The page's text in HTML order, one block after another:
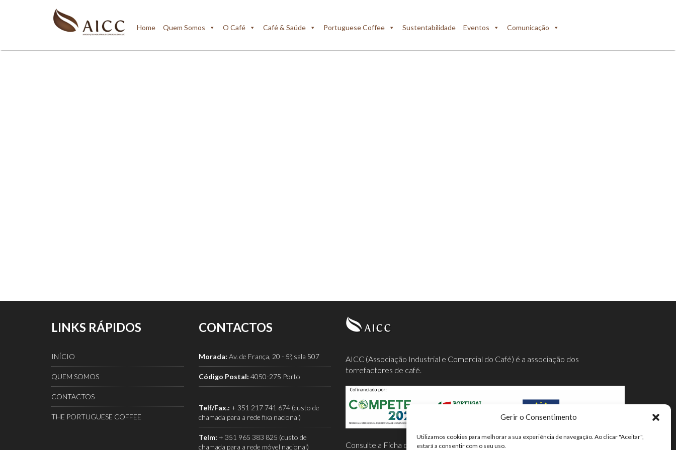
Gerir o Consentimento
Utilizamos cookies para melhorar a sua experiência de navegação. Ao clicar "Aceitar",
estará a consentir com o seu uso.
Home Quem Somos O Café Café & Saúde Portuguese Coffee Sustentabilidade Eventos Comunicação
LINKS RÁPIDOS
INÍCIO
QUEM SOMOS
CONTACTOS
THE PORTUGUESE COFFEE
CONTACTOS
Morada: Av. de França, 20 - 5º, sala 507
Código Postal: 4050-275 Porto
Telf/Fax.: + 351 217 741 674 (custo de
chamada para a rede fixa nacional)
Telm: + 351 965 383 825 (custo de
chamada para a rede móvel nacional)
AICC (Associação Industrial e Comercial do Café) é a associação dos
torrefactores de café.
Consulte a Ficha de Projeto completa aqui.